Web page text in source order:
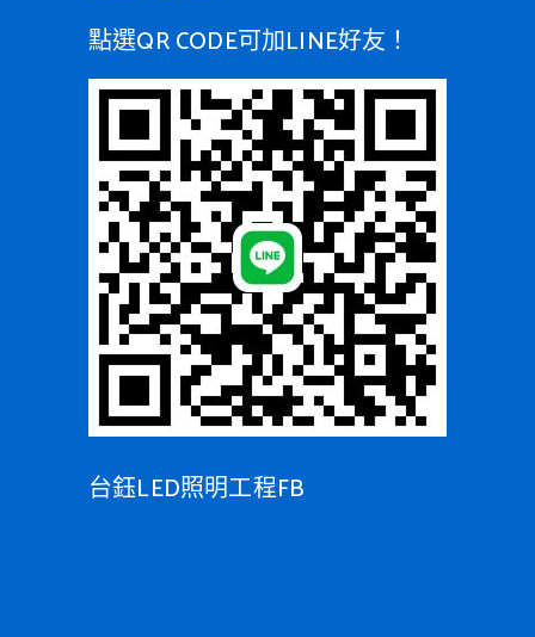
點選QR CODE可加LINE好友！
台鈺LED照明工程FB